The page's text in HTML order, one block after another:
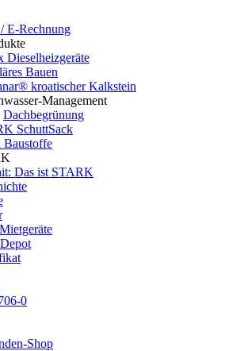
E-Rechnung
Dieselheizgeräte
Bauen
kroatischer Kalkstein
Management
Dachbegrünung
SchuttSack
Baustoffe
Das ist STARK
0
Shop